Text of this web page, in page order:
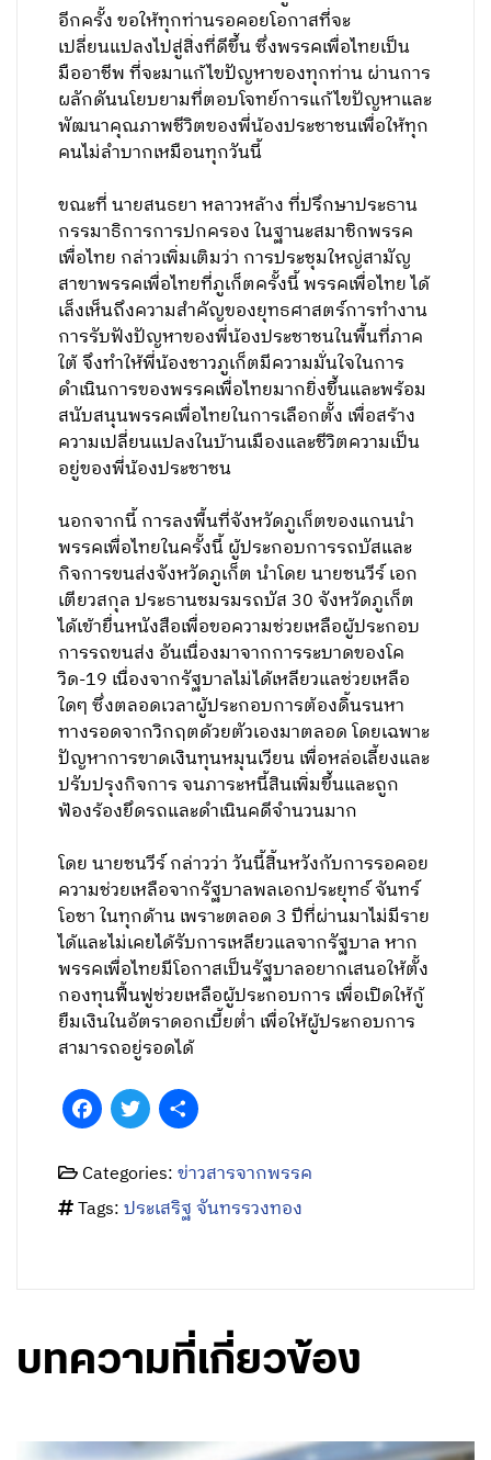
อีกครั้ง ขอให้ทุกท่านรอคอยโอกาสที่จะ
เปลี่ยนแปลงไปสู่สิ่งที่ดีขึ้น ซึ่งพรรคเพื่อไทยเป็น
มืออาชีพ ที่จะมาแก้ไขปัญหาของทุกท่าน ผ่านการ
ผลักดันนโยบยามที่ตอบโจทย์การแก้ไขปัญหาและ
พัฒนาคุณภาพชีวิตของพี่น้องประชาชนเพื่อให้ทุก
คนไม่ลำบากเหมือนทุกวันนี้
ขณะที่ นายสนธยา หลาวหล้าง ที่ปรึกษาประธาน
กรรมาธิการการปกครอง ในฐานะสมาชิกพรรค
เพื่อไทย กล่าวเพิ่มเติมว่า การประชุมใหญ่สามัญ
สาขาพรรคเพื่อไทยที่ภูเก็ตครั้งนี้ พรรคเพื่อไทย ได้
เล็งเห็นถึงความสำคัญของยุทธศาสตร์การทำงาน
การรับฟังปัญหาของพี่น้องประชาชนในพื้นที่ภาค
ใต้ จึงทำให้พี่น้องชาวภูเก็ตมีความมั่นใจในการ
ดำเนินการของพรรคเพื่อไทยมากยิ่งขึ้นและพร้อม
สนับสนุนพรรคเพื่อไทยในการเลือกตั้ง เพื่อสร้าง
ความเปลี่ยนแปลงในบ้านเมืองและชีวิตความเป็น
อยู่ของพี่น้องประชาชน
นอกจากนี้ การลงพื้นที่จังหวัดภูเก็ตของแกนนำ
พรรคเพื่อไทยในครั้งนี้ ผู้ประกอบการรถบัสและ
กิจการขนส่งจังหวัดภูเก็ต นำโดย นายชนวีร์ เอก
เตียวสกุล ประธานชมรมรถบัส 30 จังหวัดภูเก็ต
ได้เข้ายื่นหนังสือเพื่อขอความช่วยเหลือผู้ประกอบ
การรถขนส่ง อันเนื่องมาจากการระบาดของโค
วิด-19 เนื่องจากรัฐบาลไม่ได้เหลียวแลช่วยเหลือ
ใดๆ ซึ่งตลอดเวลาผู้ประกอบการต้องดิ้นรนหา
ทางรอดจากวิกฤตด้วยตัวเองมาตลอด โดยเฉพาะ
ปัญหาการขาดเงินทุนหมุนเวียน เพื่อหล่อเลี้ยงและ
ปรับปรุงกิจการ จนภาระหนี้สินเพิ่มขึ้นและถูก
ฟ้องร้องยึดรถและดำเนินคดีจำนวนมาก
โดย นายชนวีร์ กล่าวว่า วันนี้สิ้นหวังกับการรอคอย
ความช่วยเหลือจากรัฐบาลพลเอกประยุทธ์ จันทร์
โอชา ในทุกด้าน เพราะตลอด 3 ปีที่ผ่านมาไม่มีราย
ได้และไม่เคยได้รับการเหลียวแลจากรัฐบาล หาก
พรรคเพื่อไทยมีโอกาสเป็นรัฐบาลอยากเสนอให้ตั้ง
กองทุนฟื้นฟูช่วยเหลือผู้ประกอบการ เพื่อเปิดให้กู้
ยืมเงินในอัตราดอกเบี้ยต่ำ เพื่อให้ผู้ประกอบการ
สามารถอยู่รอดได้
FacebookTwitter
Categories:ข่าวสารจากพรรค
Tags:ประเสริฐ จันทรรวงทอง
บทความที่เกี่ยวข้อง